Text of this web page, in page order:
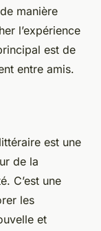
manière
l’expérience
est de
entre amis.
est une
de la
C’est une
les
et